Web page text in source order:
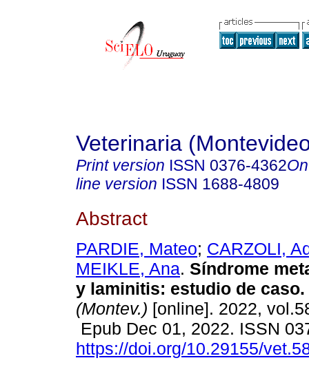
Veterinaria
Print version ISSN 0376-4362
line version ISSN 1688-4809
Abstract
PARDIE, Mateo; CARZOLI,
MEIKLE, Ana. Síndrome
y laminitis: estudio de caso.
(Montev.) [online]. 2022,
Epub Dec 01, 2022. ISSN
https://doi.org/10.29155/